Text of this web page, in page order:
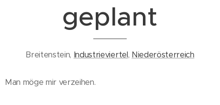
geplant
Breitenstein, Industrieviertel, Niederösterreich
Man möge mir verzeihen.